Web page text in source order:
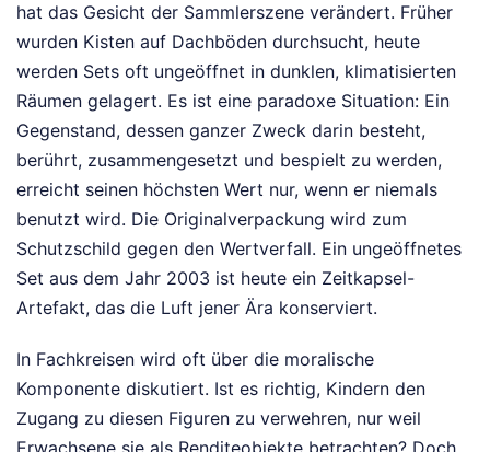
hat das Gesicht der Sammlerszene verändert. Früher
wurden Kisten auf Dachböden durchsucht, heute
werden Sets oft ungeöffnet in dunklen, klimatisierten
Räumen gelagert. Es ist eine paradoxe Situation: Ein
Gegenstand, dessen ganzer Zweck darin besteht,
berührt, zusammengesetzt und bespielt zu werden,
erreicht seinen höchsten Wert nur, wenn er niemals
benutzt wird. Die Originalverpackung wird zum
Schutzschild gegen den Wertverfall. Ein ungeöffnetes
Set aus dem Jahr 2003 ist heute ein Zeitkapsel-
Artefakt, das die Luft jener Ära konserviert.
In Fachkreisen wird oft über die moralische
Komponente diskutiert. Ist es richtig, Kindern den
Zugang zu diesen Figuren zu verwehren, nur weil